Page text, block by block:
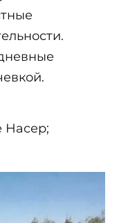
Насер;